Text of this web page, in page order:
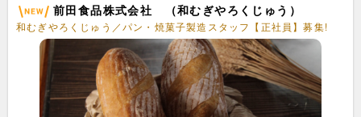
前田食品株式会社 （和むぎやろくじゅう）
和むぎやろくじゅう／パン・焼菓子製造スタッフ【正社員】募集!